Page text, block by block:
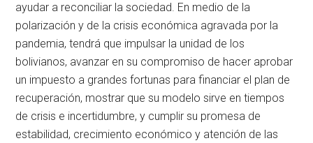
ayudar a reconciliar la sociedad. En medio de la
polarización y de la crisis económica agravada por la
pandemia, tendrá que impulsar la unidad de los
bolivianos, avanzar en su compromiso de hacer aprobar
un impuesto a grandes fortunas para financiar el plan de
recuperación, mostrar que su modelo sirve en tiempos
de crisis e incertidumbre, y cumplir su promesa de
estabilidad, crecimiento económico y atención de las